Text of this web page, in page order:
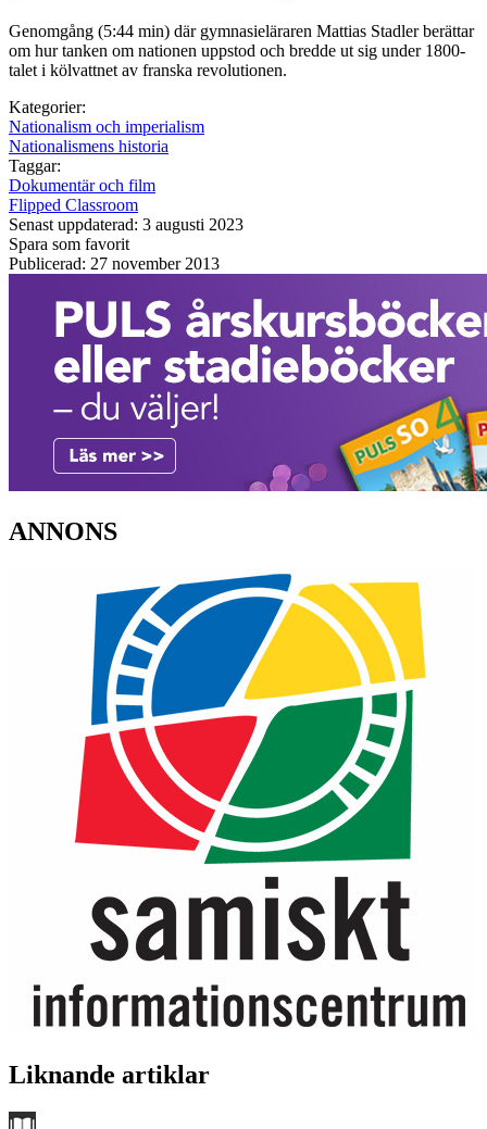
Genomgång (5:44 min) där gymnasieläraren Mattias Stadler berättar
om hur tanken om nationen uppstod och bredde ut sig under 1800-
talet i kölvattnet av franska revolutionen.
Kategorier:
Nationalism och imperialism
Nationalismens historia
Taggar:
Dokumentär och film
Flipped Classroom
Senast uppdaterad: 3 augusti 2023
Spara som favorit
Publicerad: 27 november 2013
ANNONS
Liknande artiklar